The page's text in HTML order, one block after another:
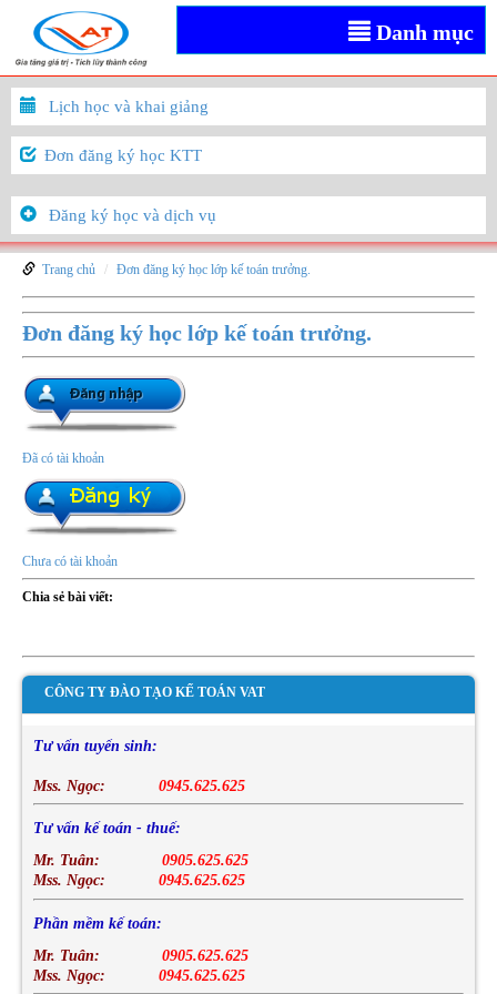
Danh mục
Lịch học và khai giảng
Đơn đăng ký học KTT
Đăng ký học và dịch vụ
Trang chủ Đơn đăng ký học lớp kế toán trưởng.
Đơn đăng ký học lớp kế toán trưởng.
Đã có tài khoản
Chưa có tài khoản
Chia sẻ bài viết:
CÔNG TY ĐÀO TẠO KẾ TOÁN VAT
Tư vấn tuyển sinh:
Mss. Ngọc: 0945.625.625
Tư vấn kế toán - thuế:
Mr. Tuân:
0905.625.625
Mss. Ngọc:
0945.625.625
Phần mềm kế toán:
Mr. Tuân:
0905.625.625
Mss. Ngọc:
0945.625.625